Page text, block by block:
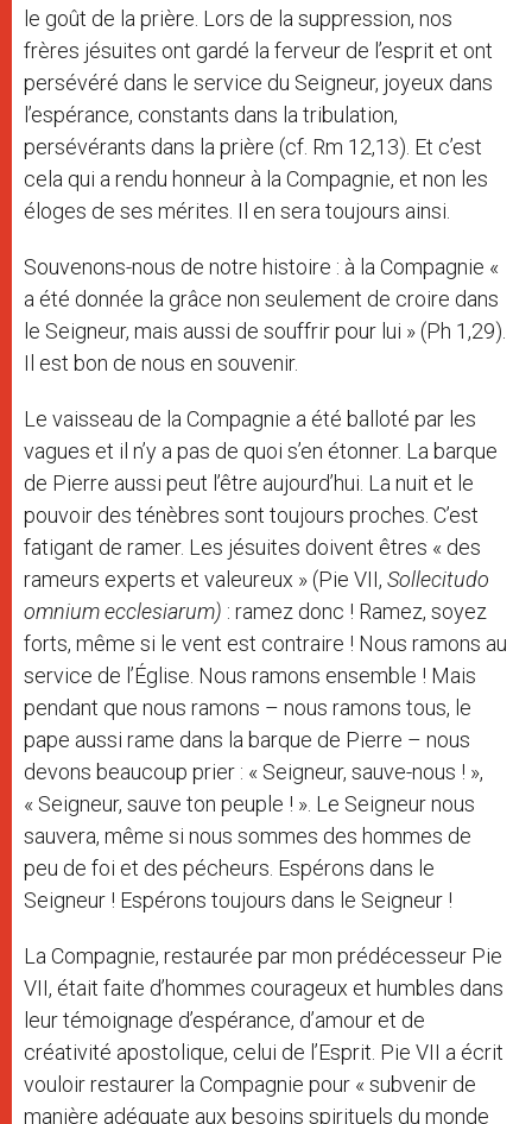
le goût de la prière. Lors de la suppression, nos
frères jésuites ont gardé la ferveur de l’esprit et ont
persévéré dans le service du Seigneur, joyeux dans
l’espérance, constants dans la tribulation,
persévérants dans la prière (cf. Rm 12,13). Et c’est
cela qui a rendu honneur à la Compagnie, et non les
éloges de ses mérites. Il en sera toujours ainsi.
Souvenons-nous de notre histoire : à la Compagnie «
a été donnée la grâce non seulement de croire dans
le Seigneur, mais aussi de souffrir pour lui » (Ph 1,29).
Il est bon de nous en souvenir.
Le vaisseau de la Compagnie a été balloté par les
vagues et il n’y a pas de quoi s’en étonner. La barque
de Pierre aussi peut l’être aujourd’hui. La nuit et le
pouvoir des ténèbres sont toujours proches. C’est
fatigant de ramer. Les jésuites doivent êtres « des
rameurs experts et valeureux » (Pie VII, Sollecitudo
omnium ecclesiarum) : ramez donc ! Ramez, soyez
forts, même si le vent est contraire ! Nous ramons au
service de l’Église. Nous ramons ensemble ! Mais
pendant que nous ramons – nous ramons tous, le
pape aussi rame dans la barque de Pierre – nous
devons beaucoup prier : « Seigneur, sauve-nous ! »,
« Seigneur, sauve ton peuple ! ». Le Seigneur nous
sauvera, même si nous sommes des hommes de
peu de foi et des pécheurs. Espérons dans le
Seigneur ! Espérons toujours dans le Seigneur !
La Compagnie, restaurée par mon prédécesseur Pie
VII, était faite d’hommes courageux et humbles dans
leur témoignage d’espérance, d’amour et de
créativité apostolique, celui de l’Esprit. Pie VII a écrit
vouloir restaurer la Compagnie pour « subvenir de
manière adéquate aux besoins spirituels du monde